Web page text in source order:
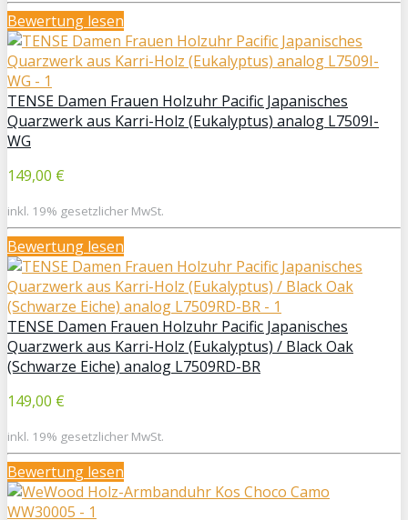
Bewertung lesen
TENSE Damen Frauen Holzuhr Pacific Japanisches
Quarzwerk aus Karri-Holz (Eukalyptus) analog L7509I-
WG
149,00 €
inkl. 19% gesetzlicher MwSt.
Bewertung lesen
TENSE Damen Frauen Holzuhr Pacific Japanisches
Quarzwerk aus Karri-Holz (Eukalyptus) / Black Oak
(Schwarze Eiche) analog L7509RD-BR
149,00 €
inkl. 19% gesetzlicher MwSt.
Bewertung lesen